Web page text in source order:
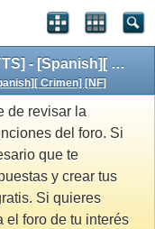
Betibu (2014) 1080p [WEBRip] [YTS] - [Spanish][ Crimen] [NF]
Crimen] [NF]
de revisar la
del foro. Si
que te
y crear tus
Si quieres
el foro de tu interés